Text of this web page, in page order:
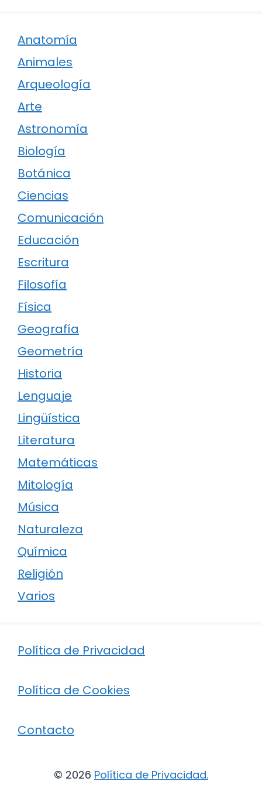
Anatomía
Animales
Arqueología
Arte
Astronomía
Biología
Botánica
Ciencias
Comunicación
Educación
Escritura
Filosofía
Física
Geografía
Geometría
Historia
Lenguaje
Lingüística
Literatura
Matemáticas
Mitología
Música
Naturaleza
Química
Religión
Varios
Política de Privacidad
Política de Cookies
Contacto
© 2026 Política de Privacidad.